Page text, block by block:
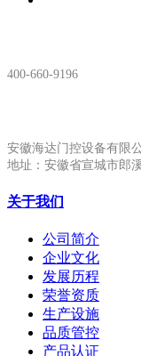
400-660-9196
安徽海达门控设备有限
地址：安徽省宣城市郎
关于我们
公司简介
企业文化
发展历程
荣誉资质
生产设施
品质管控
产品认证